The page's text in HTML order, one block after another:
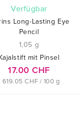
verfügbar
Long-Lasting Eye
Pencil
1,05 g
mit Pinsel
17.00 CHF
619.05 CHF / 100 g